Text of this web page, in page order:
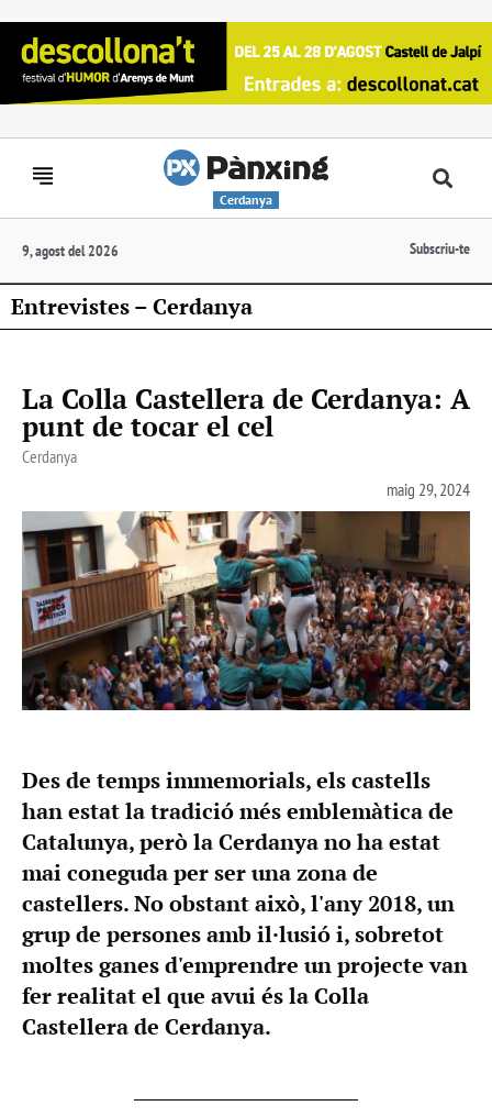
Cerdanya
9, agost del 2026 Subscriu-te
Entrevistes – Cerdanya
La Colla Castellera de Cerdanya: A
punt de tocar el cel
Cerdanya
maig 29, 2024
Des de temps immemorials, els castells
han estat la tradició més emblemàtica de
Catalunya, però la Cerdanya no ha estat
mai coneguda per ser una zona de
castellers. No obstant això, l'any 2018, un
grup de persones amb il·lusió i, sobretot
moltes ganes d'emprendre un projecte van
fer realitat el que avui és la Colla
Castellera de Cerdanya.